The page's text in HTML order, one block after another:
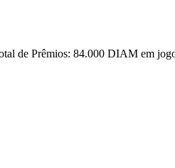
de Prêmios: 84.000 DIAM em